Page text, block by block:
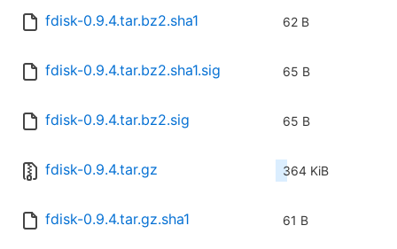
fdisk-0.9.4.tar.bz2.sha1 62 B
fdisk-0.9.4.tar.bz2.sha1.sig 65 B
fdisk-0.9.4.tar.bz2.sig 65 B
fdisk-0.9.4.tar.gz 364 KiB
fdisk-0.9.4.tar.gz.sha1 61 B